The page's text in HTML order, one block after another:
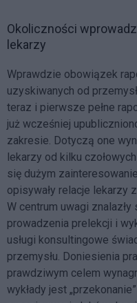
Okoliczności
lekarzy
Wprawdzie obowiązek
uzyskiwanych od
teraz i pierwsze pełne
już wcześniej
zakresie. Dotyczą one
lekarzy od kilku
się dużym
opisywały relacje lekarzy
W centrum uwagi
prowadzenia prelekcji i
usługi konsultingowe
przemysłu. Doniesienia
prawdziwym celem
wykłady jest